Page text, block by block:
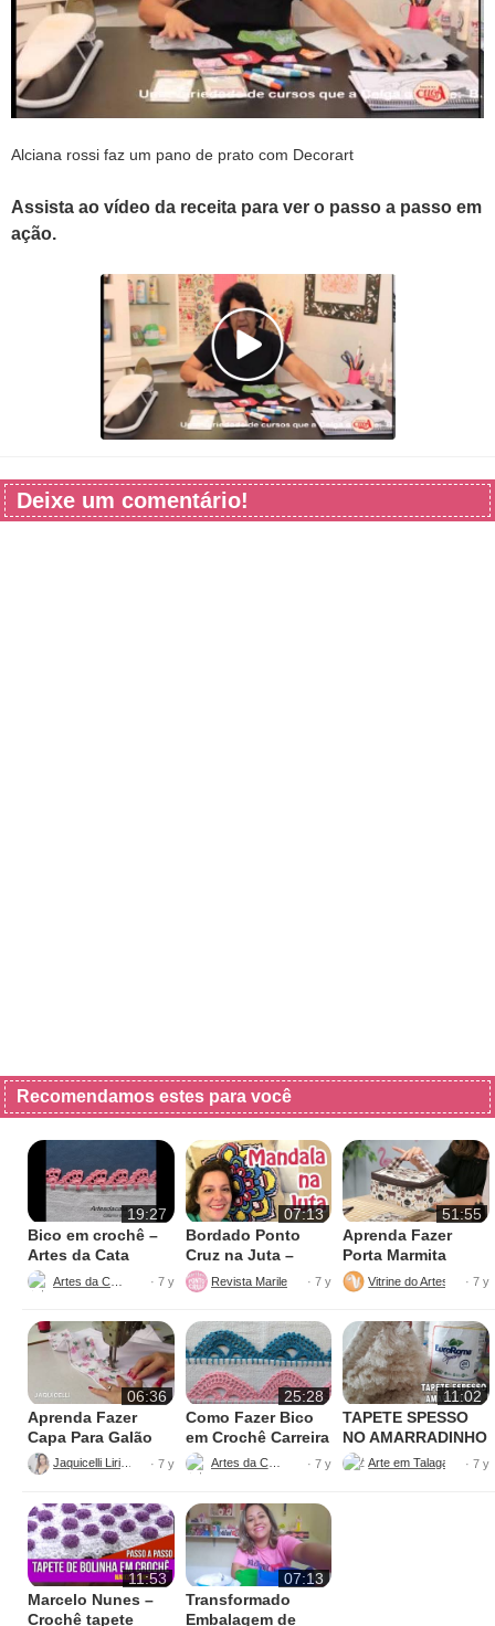
Alciana rossi faz um pano de prato com Decorart
Assista ao vídeo da receita para ver o passo a passo em
ação.
Deixe um comentário!
Recomendamos estes para você
19:27
Bico em crochê –
Artes da Cata
· 7 y
07:13
Bordado Ponto
Cruz na Juta –
Fácil de Fazer
Revista Marileny Ponto Cruz
· 7 y
51:55
Aprenda Fazer
Porta Marmita
Térmica
Vitrine do Artesanato
· 7 y
06:36
Aprenda Fazer
Capa Para Galão
de Água – 20 litros
Jaquicelli Liriane · 7 y
25:28
Como Fazer Bico
em Crochê Carreira
Única
Artes da Cata · 7 y
11:02
TAPETE SPESSO
NO AMARRADINHO
PERFEITO
· 7 y
11:53
Marcelo Nunes –
Crochê tapete
07:13
Transformado
Embalagem de